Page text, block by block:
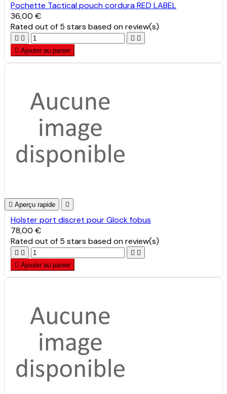
Pochette Tactical pouch cordura RED LABEL
36,00 €
Ratedout of 5 stars based onreview(s)
   
 Ajouter au panier
 Aperçu rapide 
Holster port discret pour Glock fobus
78,00 €
Ratedout of 5 stars based onreview(s)
   
 Ajouter au panier